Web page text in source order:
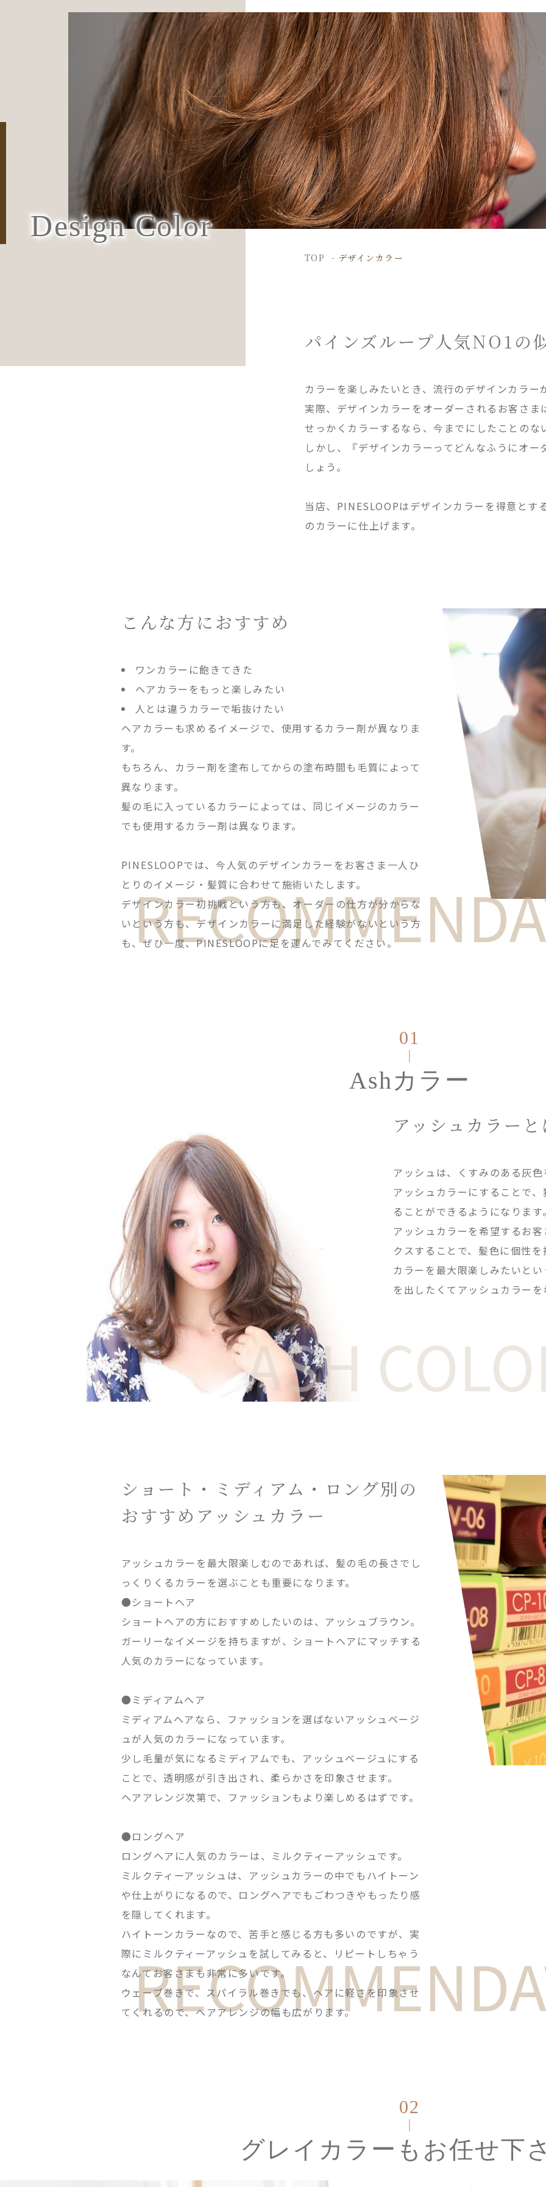
Design Color
TOP デザインカラー
パインズループ人気NO1の
カラーを楽しみたいとき、流行のデザインカラ
実際、デザインカラーをオーダーされるお客さま
せっかくカラーするなら、今までにしたことの
しかし、『デザインカラーってどんなふうにオ
しょう。
当店、PINESLOOPはデザインカラーを得意と
のカラーに仕上げます。
こんな方におすすめ
ワンカラーに飽きてきた
ヘアカラーをもっと楽しみたい
人とは違うカラーで垢抜けたい
ヘアカラーも求めるイメージで、使用するカラー剤が異なりま
す。
もちろん、カラー剤を塗布してからの塗布時間も毛質によって
異なります。
髪の毛に入っているカラーによっては、同じイメージのカラー
でも使用するカラー剤は異なります。
PINESLOOPでは、今人気のデザインカラーをお客さま一人ひ
とりのイメージ・髪質に合わせて施術いたします。
デザインカラー初挑戦という方も、オーダーの仕方が分からな
いという方も、デザインカラーに満足した経験がないという方
も、ぜひ一度、PINESLOOPに足を運んでみてください。
01
Ashカラー
アッシュカラー
アッシュは、くすみのある灰
アッシュカラーにすることで
ることができるようになります
アッシュカラーを希望するお
クスすることで、髪色に個性
カラーを最大限楽しみたいと
を出したくてアッシュカラー
ASH
ショート・ミディアム・ロング別の
おすすめアッシュカラー
アッシュカラーを最大限楽しむのであれば、髪の毛の長さでし
っくりくるカラーを選ぶことも重要になります。
●ショートへア
ショートヘアの方におすすめしたいのは、アッシュブラウン。
ガーリーなイメージを持ちますが、ショートヘアにマッチする
人気のカラーになっています。
●ミディアムヘア
ミディアムヘアなら、ファッションを選ばないアッシュベージ
ュが人気のカラーになっています。
少し毛量が気になるミディアムでも、アッシュベージュにする
ことで、透明感が引き出され、柔らかさを印象させます。
ヘアアレンジ次第で、ファッションもより楽しめるはずです。
●ロングヘア
ロングヘアに人気のカラーは、ミルクティーアッシュです。
ミルクティーアッシュは、アッシュカラーの中でもハイトーン
や仕上がりになるので、ロングヘアでもごわつきやもったり感
を隠してくれます。
ハイトーンカラーなので、苦手と感じる方も多いのですが、実
際にミルクティーアッシュを試してみると、リピートしちゃう
なんてお客さまも非常に多いです。
ウェーブ巻きで、スパイラル巻きでも、ヘアに軽さを印象させ
てくれるので、ヘアアレンジの幅も広がります。
02
グレイカラーもお任せ下